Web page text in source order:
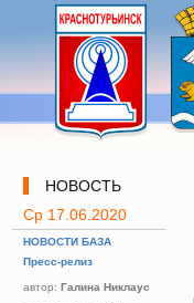
НОВОСТЬ
Ср 17.06.2020
НОВОСТИ БАЗА
Пресс-релиз
автор: Галина Никлаус